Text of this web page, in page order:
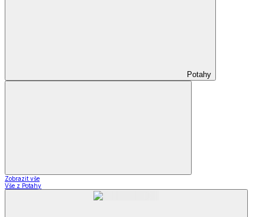
Potahy
Zobrazit vše
Vše z Potahy